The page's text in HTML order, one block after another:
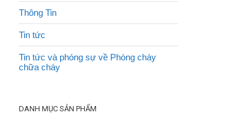
Thông Tin
Tin tức
Tin tức và phóng sự về Phòng cháy
chữa cháy
DANH MỤC SẢN PHẨM